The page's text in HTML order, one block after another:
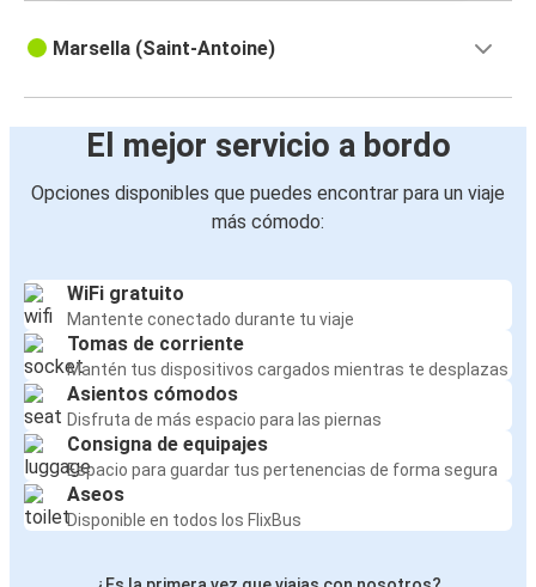
Marsella (Saint-Antoine)
El mejor servicio a bordo
Opciones disponibles que puedes encontrar para un viaje
más cómodo:
WiFi gratuito
Mantente conectado durante tu viaje
Tomas de corriente
Mantén tus dispositivos cargados mientras te desplazas
Asientos cómodos
Disfruta de más espacio para las piernas
Consigna de equipajes
Espacio para guardar tus pertenencias de forma segura
Aseos
Disponible en todos los FlixBus